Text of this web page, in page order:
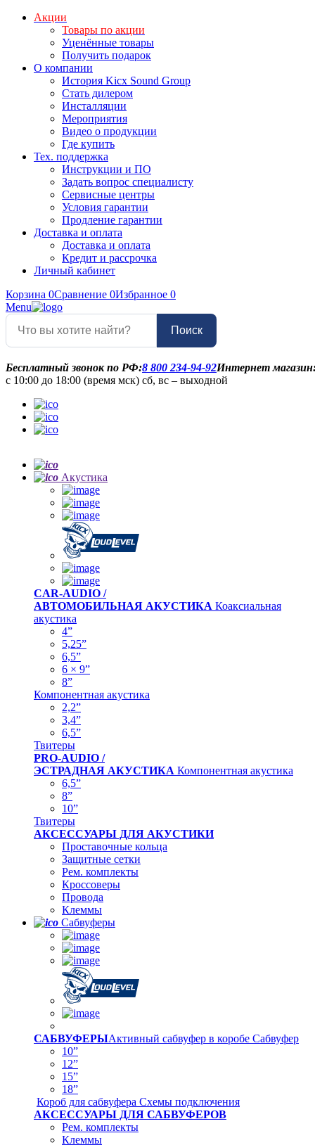
Акции
Товары по акции
Уценённые товары
Получить подарок
О компании
История Kicx Sound Group
Стать дилером
Инсталляции
Мероприятия
Видео о продукции
Где купить
Тех. поддержка
Инструкции и ПО
Задать вопрос специалисту
Сервисные центры
Условия гарантии
Продление гарантии
Доставка и оплата
Доставка и оплата
Кредит и рассрочка
Личный кабинет
Корзина 0Сравнение 0Избранное 0
Бесплатный звонок по РФ:8 800 234-94-92Интернет
с 10:00 до 18:00 (время мск) сб, вс – выходной
Menu
Поиск
Акустика
CAR-AUDIO /
АВТОМОБИЛЬНАЯ АКУСТИКА Коаксиальная
акустика
4”
5,25”
6,5”
6 × 9”
8”
Компонентная акустика
2,2”
3,4”
6,5”
Твитеры
PRO-AUDIO /
ЭСТРАДНАЯ АКУСТИКА Компонентная акустика
6,5”
8”
10”
Твитеры
АКСЕССУАРЫ ДЛЯ АКУСТИКИ
Проставочные кольца
Защитные сетки
Рем. комплекты
Кроссоверы
Провода
Клеммы
Сабвуферы
САБВУФЕРЫАктивный сабвуфер в коробе Сабвуфер
10”
12”
15”
18”
Короб для сабвуфера Схемы подключения
АКСЕССУАРЫ ДЛЯ САБВУФЕРОВ
Рем. комплекты
Клеммы